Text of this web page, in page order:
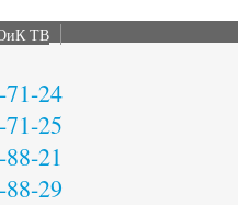
ТВ
24
25
21
29